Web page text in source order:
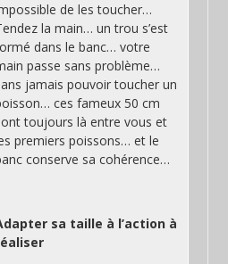
de les toucher…
la main… un trou s’est
dans le banc… votre
passe sans problème…
jamais pouvoir toucher un
ces fameux 50 cm
toujours là entre vous et
premiers poissons… et le
conserve sa cohérence…
sa taille à l’action à